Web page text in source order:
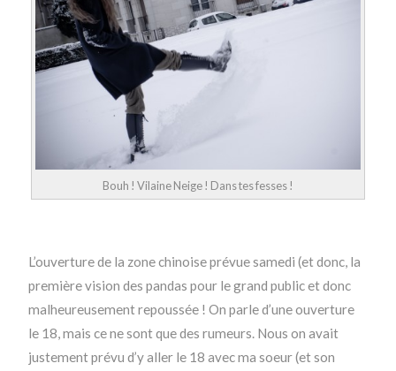
Bouh ! Vilaine Neige ! Dans tes fesses !
L’ouverture de la zone chinoise prévue samedi (et donc, la
première vision des pandas pour le grand public et donc
malheureusement repoussée ! On parle d’une ouverture
le 18, mais ce ne sont que des rumeurs. Nous on avait
justement prévu d’y aller le 18 avec ma soeur (et son